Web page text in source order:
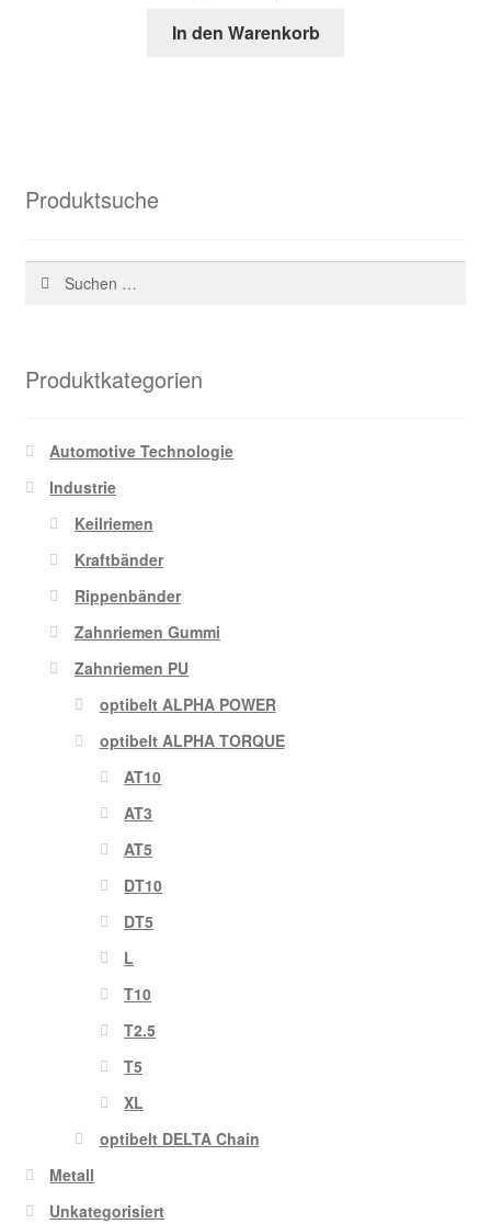
war:
ist:
In den Warenkorb
Produktsuche
Suchen
Produktkategorien
Automotive Technologie
Industrie
Keilriemen
Kraftbänder
Rippenbänder
Zahnriemen Gummi
Zahnriemen PU
optibelt ALPHA POWER
optibelt ALPHA TORQUE
AT10
AT3
AT5
DT10
DT5
L
T10
T2.5
T5
XL
optibelt DELTA Chain
Metall
Unkategorisiert